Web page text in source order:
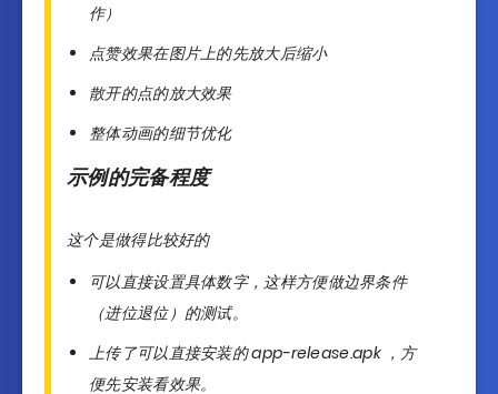
作）
点赞效果在图片上的先放大后缩小
散开的点的放大效果
整体动画的细节优化
示例的完备程度
这个是做得比较好的
可以直接设置具体数字，这样方便做边界条件
（进位退位）的测试。
上传了可以直接安装的 app-release.apk ，方
便先安装看效果。